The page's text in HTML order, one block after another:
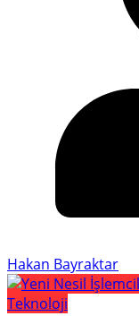
Hakan Bayraktar
Teknoloji